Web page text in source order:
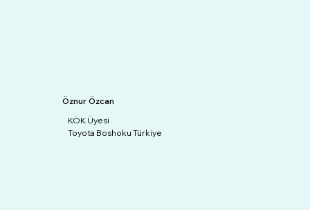
Öznur Özcan
KÖK Üyesi
Toyota Boshoku Türkiye